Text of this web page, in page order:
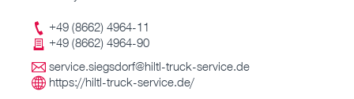
+49 (8662) 4964-11
+49 (8662) 4964-90
service.siegsdorf@hiltl-truck-service.de
https://hiltl-truck-service.de/